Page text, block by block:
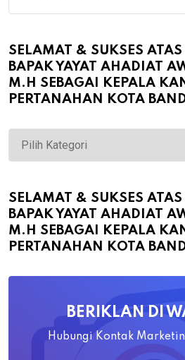
SELAMAT & SUKSES
BAPAK YAYAT AHADIAT
M.H SEBAGAI KEPALA
PERTANAHAN KOTA
atas
Dilantiknya
Bapak
Ahadiat
SELAMAT & SUKSES
BAPAK YAYAT AHADIAT
M.H SEBAGAI KEPALA
PERTANAHAN KOTA
BERIKLAN DI
Hubungi Kontak